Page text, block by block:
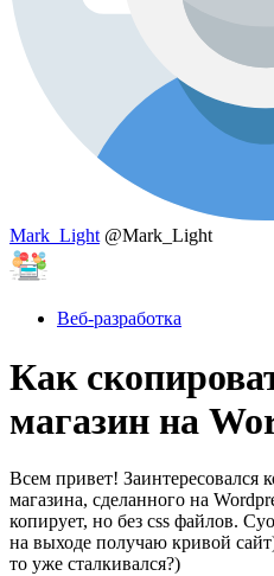
Mark_Light @Mark_Light
Веб-разработка
Как
магазин на
Всем привет! Заинтересовался
магазина, сделанного на
копирует, но без css файлов.
на выходе получаю кривой
то уже сталкивался?)